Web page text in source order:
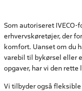
Som autoriseret
erhvervskøretøjer, der
komfort. Uanset om du
varebil til bykørsel eller
opgaver, har vi den rette
Vi tilbyder også